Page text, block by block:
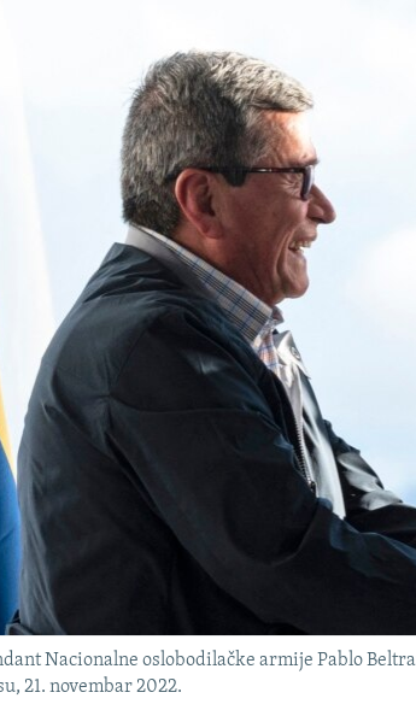
Nacionalne oslobodilačke armije Pablo
21. novembar 2022.